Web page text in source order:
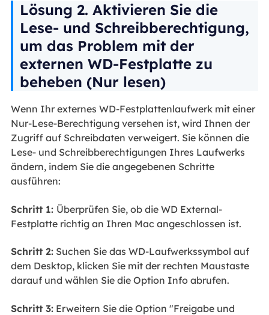
Lösung 2. Aktivieren Sie die
Lese- und Schreibberechtigung,
um das Problem mit der
externen WD-Festplatte zu
beheben (Nur lesen)
Wenn Ihr externes WD-Festplattenlaufwerk mit einer
Nur-Lese-Berechtigung versehen ist, wird Ihnen der
Zugriff auf Schreibdaten verweigert. Sie können die
Lese- und Schreibberechtigungen Ihres Laufwerks
ändern, indem Sie die angegebenen Schritte
ausführen:
Schritt 1: Überprüfen Sie, ob die WD External-
Festplatte richtig an Ihren Mac angeschlossen ist.
Schritt 2:Suchen Sie das WD-Laufwerkssymbol auf
dem Desktop, klicken Sie mit der rechten Maustaste
darauf und wählen Sie die Option Info abrufen.
Schritt 3:Erweitern Sie die Option "Freigabe und